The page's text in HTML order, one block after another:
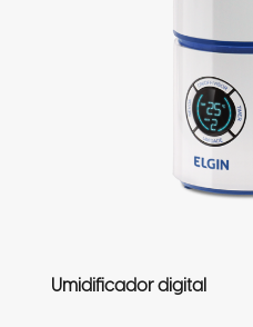
Umidificador digital